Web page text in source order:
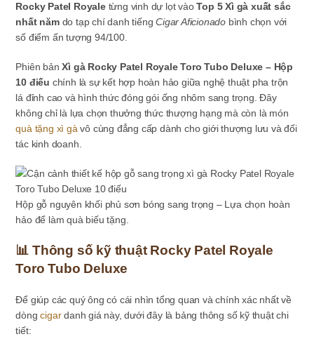
Rocky Patel Royaletừng vinh dự lọt vàoTop 5 Xì gà xuất sắc
nhất nămdo tạp chí danh tiếngCigar Aficionado bình chọn với
số điểm ấn tượng 94/100.
Phiên bảnXì gà Rocky Patel Royale Toro Tubo Deluxe – Hộp
10 điếu chính là sự kết hợp hoàn hảo giữa nghệ thuật pha trộn
lá đỉnh cao và hình thức đóng gói ống nhôm sang trọng. Đây
không chỉ là lựa chọn thưởng thức thượng hạng mà còn là món
quà tặng xì gàvô cùng đẳng cấp dành cho giới thượng lưu và đối
tác kinh doanh.
Hộp gỗ nguyên khối phủ sơn bóng sang trọng – Lựa chọn hoàn
hảo để làm quà biếu tặng.
📊 Thông số kỹ thuật Rocky Patel Royale
Toro Tubo Deluxe
Để giúp các quý ông có cái nhìn tổng quan và chính xác nhất về
dòngcigardanh giá này, dưới đây là bảng thông số kỹ thuật chi
tiết: